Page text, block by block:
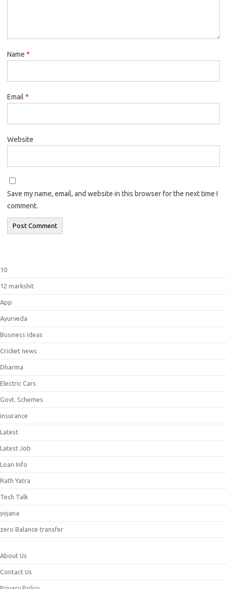
Name *
Email *
Website
Save my name, email, and website in this browser for the next time I
comment.
10
12 markshit
App
Ayurveda
Business Ideas
Cricket news
Dharma
Electric Cars
Govt. Schemes
insurance
Latest
Latest Job
Loan Info
Rath Yatra
Tech Talk
yojana
zero Balance transfer
About Us
Contact Us